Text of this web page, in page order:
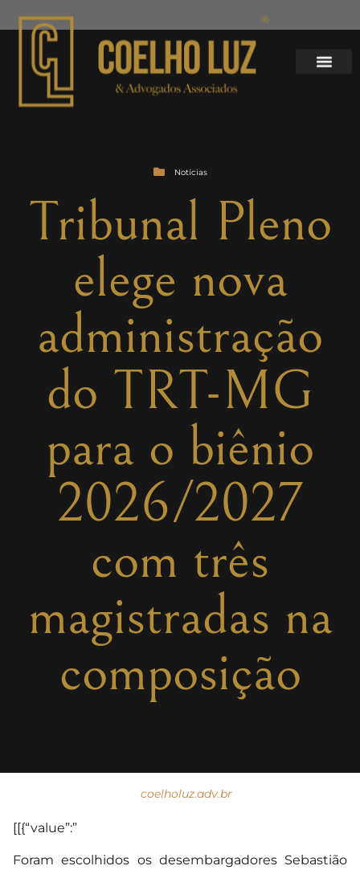
Notícias
Tribunal Pleno
elege nova
administração
do TRT-MG
para o biênio
2026/2027
com três
magistradas na
composição
coelholuz.adv.br
[[{“value”:”
Foram escolhidos os desembargadores Sebastião